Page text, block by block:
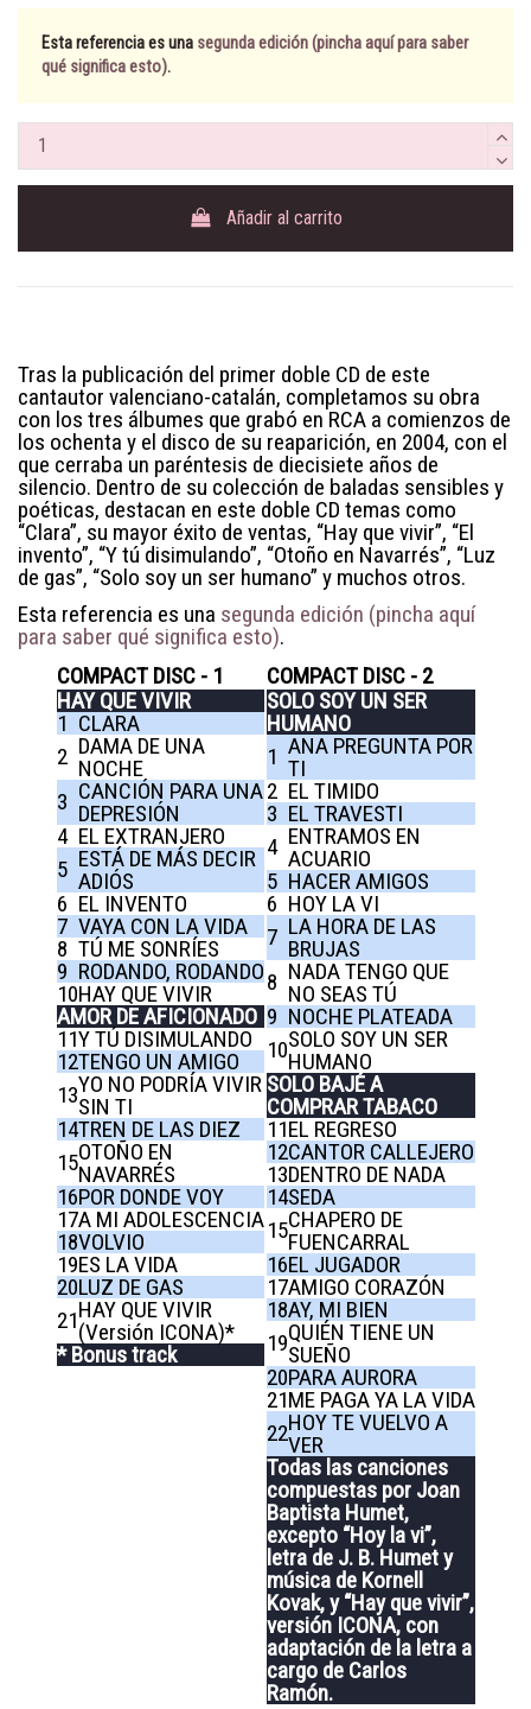
Esta referencia es una segunda edición (pincha aquí para saber
qué significa esto).
Añadir al carrito
Tras la publicación del primer doble CD de este
cantautor valenciano-catalán, completamos su obra
con los tres álbumes que grabó en RCA a comienzos de
los ochenta y el disco de su reaparición, en 2004, con el
que cerraba un paréntesis de diecisiete años de
silencio. Dentro de su colección de baladas sensibles y
poéticas, destacan en este doble CD temas como
“Clara”, su mayor éxito de ventas, “Hay que vivir”, “El
invento”, “Y tú disimulando”, “Otoño en Navarrés”, “Luz
de gas”, “Solo soy un ser humano” y muchos otros.
Esta referencia es una segunda edición (pincha aquí
para saber qué significa esto).
COMPACT DISC - 1
COMPACT DISC - 2
HAY QUE VIVIR
1 CLARA
2 DAMA DE UNA
NOCHE
3 CANCIÓN PARA UNA
DEPRESIÓN
4 EL EXTRANJERO
5 ESTÁ DE MÁS DECIR
ADIÓS
6 EL INVENTO
7 VAYA CON LA VIDA
8 TÚ ME SONRÍES
9 RODANDO, RODANDO
10HAY QUE VIVIR
AMOR DE AFICIONADO
11Y TÚ DISIMULANDO
12TENGO UN AMIGO
13YO NO PODRÍA VIVIR
SIN TI
14TREN DE LAS DIEZ
15OTOÑO EN
NAVARRÉS
16POR DONDE VOY
17A MI ADOLESCENCIA
18VOLVIO
19ES LA VIDA
20LUZ DE GAS
21HAY QUE VIVIR
(Versión ICONA)*
* Bonus track
SOLO SOY UN SER
HUMANO
1 ANA PREGUNTA POR
TI
2 EL TIMIDO
3 EL TRAVESTI
4 ENTRAMOS EN
ACUARIO
5 HACER AMIGOS
6 HOY LA VI
7 LA HORA DE LAS
BRUJAS
8 NADA TENGO QUE
NO SEAS TÚ
9 NOCHE PLATEADA
10SOLO SOY UN SER
HUMANO
SOLO BAJÉ A
COMPRAR TABACO
11EL REGRESO
12CANTOR CALLEJERO
13DENTRO DE NADA
14SEDA
15CHAPERO DE
FUENCARRAL
16EL JUGADOR
17AMIGO CORAZÓN
18AY, MI BIEN
19QUIÉN TIENE UN
SUEÑO
20PARA AURORA
21ME PAGA YA LA VIDA
22HOY TE VUELVO A
VER
Todas las canciones
compuestas por Joan
Baptista Humet,
excepto “Hoy la vi”,
letra de J. B. Humet y
música de Kornell
Kovak, y “Hay que vivir”,
versión ICONA, con
adaptación de la letra a
cargo de Carlos
Ramón.